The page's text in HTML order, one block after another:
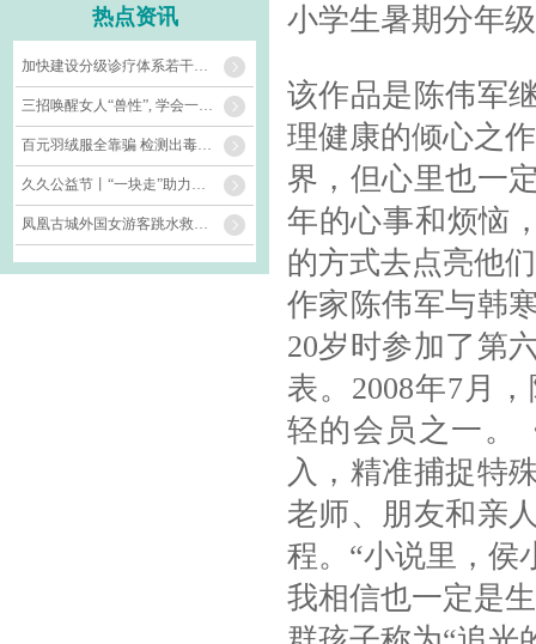
热点资讯
加快建设分级诊疗体系若干措施推出 更好满足群众就近就便就医需求（权威发布）
三招唤醒女人“兽性”, 学会一种, 让她彻底对你上瘾!
百元羽绒服全靠骗 检测出毒超标 十件九件没绒毛。
久久公益节丨“一块走”助力朱鹮家园修复 公益联动守护地球免疫力
凤凰古城外国女游客跳水救人引关注 目击者还原救人瞬间_大皖新闻 | 安徽网
小学生暑期分年
该作品是陈伟军
理健康的倾心之
界，但心里也一
年的心事和烦恼
的方式去点亮他
作家陈伟军与韩
20岁时参加了第
表。2008年7月
轻的会员之一。
入，精准捕捉特
老师、朋友和亲
程。“小说里，侯
我相信也一定是